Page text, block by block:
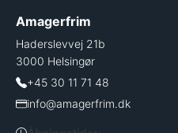
Amagerfrim
Haderslevvej 21b
3000 Helsingør
+45 30 11 71 48
info@amagerfrim.dk